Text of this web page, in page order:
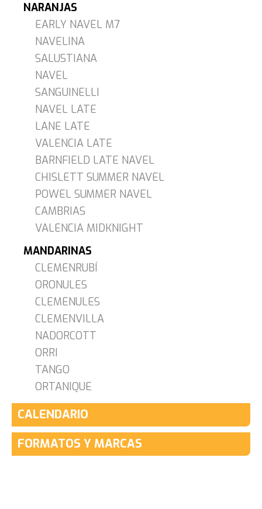
NARANJAS
EARLY NAVEL M7
NAVELINA
SALUSTIANA
NAVEL
SANGUINELLI
NAVEL LATE
LANE LATE
VALENCIA LATE
BARNFIELD LATE NAVEL
CHISLETT SUMMER NAVEL
POWEL SUMMER NAVEL
CAMBRIAS
VALENCIA MIDKNIGHT
MANDARINAS
CLEMENRUBÍ
ORONULES
CLEMENULES
CLEMENVILLA
NADORCOTT
ORRI
TANGO
ORTANIQUE
CALENDARIO
FORMATOS Y MARCAS